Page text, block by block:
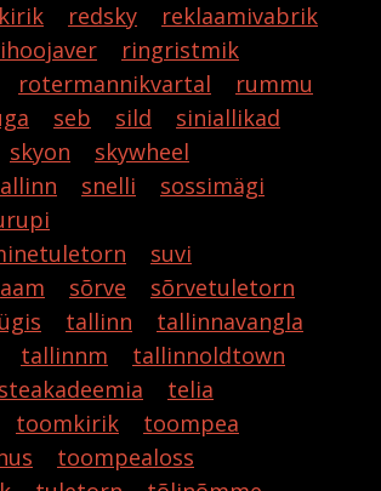
redsky
reklaamivabrik
ringristmik
rotermannikvartal
rummu
seb sild
siniallikad
skyon
skywheel
snelli
sossimägi
suvi
sõrve
sõrvetuletorn
tallinn
tallinnavangla
tallinnm
tallinnoldtown
telia
toomkirik
toompea
toompealoss